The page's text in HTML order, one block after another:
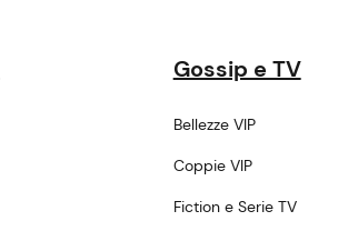
Gossip e TV
Bellezze VIP
Coppie VIP
Fiction e Serie TV